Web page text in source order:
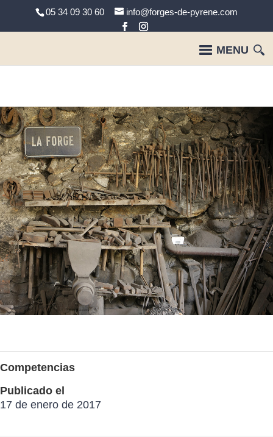
05 34 09 30 60 info@forges-de-pyrene.com
Competencias
Publicado el
17 de enero de 2017